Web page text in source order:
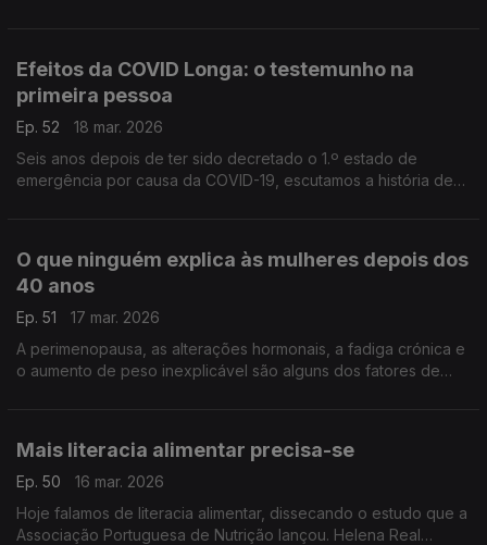
Efeitos da COVID Longa: o testemunho na
primeira pessoa
Ep. 52
18 mar. 2026
Seis anos depois de ter sido decretado o 1.º estado de
emergência por causa da COVID-19, escutamos a história de
O que ninguém explica às mulheres depois dos
40 anos
Ep. 51
17 mar. 2026
A perimenopausa, as alterações hormonais, a fadiga crónica e
o aumento de peso inexplicável são alguns dos fatores de
Mais literacia alimentar precisa-se
Ep. 50
16 mar. 2026
Hoje falamos de literacia alimentar, dissecando o estudo que a
Associação Portuguesa de Nutrição lançou. Helena Real